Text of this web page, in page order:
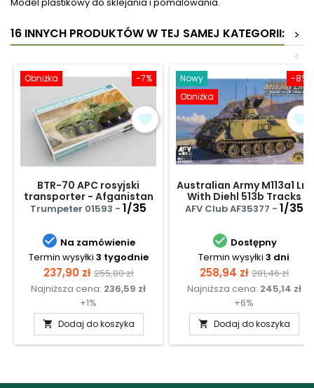
16 INNYCH PRODUKTÓW W TEJ SAMEJ KATEGORII:
>
<
-7%
Obniżka
BTR-70 APC rosyjski
transporter - Afganistan
Trumpeter 01593 - 1/35
 Na zamówienie
Termin wysyłki 3 tygodnie
Cena
237,90 zł Cena
podstawowa
255,80 zł
Najniższa cena: 236,59 zł
+1%
 Dodaj do koszyka
-8%
Nowy
Obniżka
Australian Army M113a1 Lrv
With Diehl 513b Tracks
AFV Club AF35377 - 1/35
 Dostępny
Termin wysyłki 3 dni
Cena
258,94 zł Cena
281,46 zł
Najniższa cena: 245,14 zł
+6%
 Dodaj do koszyka